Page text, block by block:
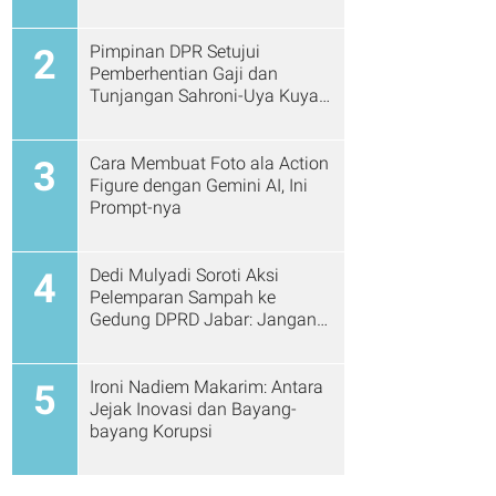
2
Pimpinan DPR Setujui
Pemberhentian Gaji dan
Tunjangan Sahroni-Uya Kuya
3
Cara Membuat Foto ala Action
Figure dengan Gemini AI, Ini
Prompt-nya
4
Dedi Mulyadi Soroti Aksi
Pelemparan Sampah ke
Gedung DPRD Jabar: Jangan
5
Ironi Nadiem Makarim: Antara
Jejak Inovasi dan Bayang-
bayang Korupsi